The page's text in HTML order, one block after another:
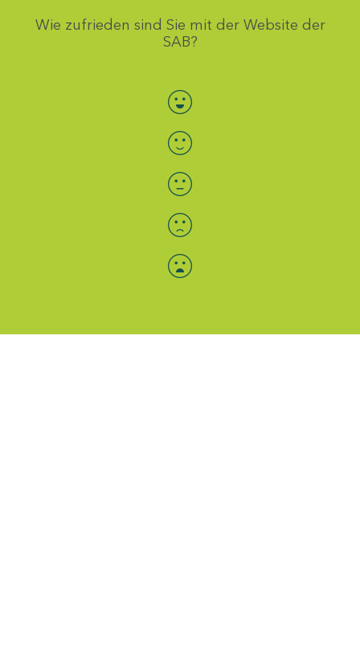
Wie zufrieden sind Sie mit der Website der
SAB?
Bewertung auswählen